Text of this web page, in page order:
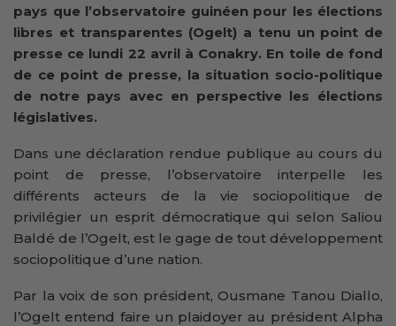
pays que l’observatoire guinéen pour les élections
libres et transparentes (Ogelt) a tenu un point de
presse ce lundi 22 avril à Conakry. En toile de fond
de ce point de presse, la situation socio-politique
de notre pays avec en perspective les élections
législatives.
Dans une déclaration rendue publique au cours du
point de presse, l’observatoire interpelle les
différents acteurs de la vie sociopolitique de
privilégier un esprit démocratique qui selon Saliou
Baldé de l’Ogelt, est le gage de tout développement
sociopolitique d’une nation.
Par la voix de son président, Ousmane Tanou Diallo,
l’Ogelt entend faire un plaidoyer au président Alpha